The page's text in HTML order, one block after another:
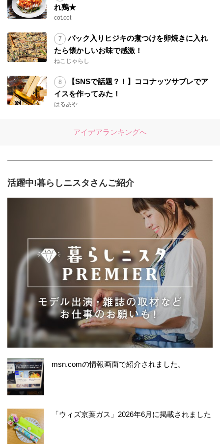
れ鶏★
cot.cot
パック入りヒジキの煮つけを卵焼きに入れ
たら懐かしいお味で感激！
ねこじゃらし
【SNSで話題？！】ココナッツサブレでア
イスを作ってみた！
はるあや
アイデアランキングへ
活躍中!暮らしニスタさんご紹介
msn.comの情報画面で紹介されました。
「ウィズ京葉ガス」2026年6月に掲載されました